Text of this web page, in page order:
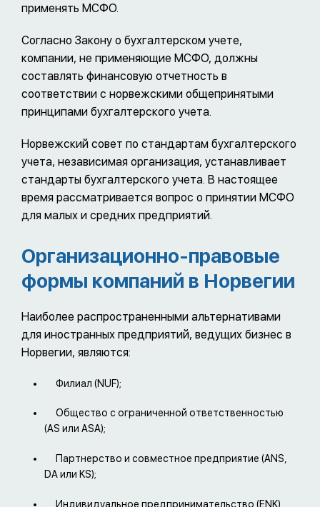
применять МСФО.
Согласно Закону о бухгалтерском учете,
компании, не применяющие МСФО, должны
составлять финансовую отчетность в
соответствии с норвежскими общепринятыми
принципами бухгалтерского учета.
Норвежский совет по стандартам бухгалтерского
учета, независимая организация, устанавливает
стандарты бухгалтерского учета. В настоящее
время рассматривается вопрос о принятии МСФО
для малых и средних предприятий.
Организационно-правовые
формы компаний в Норвегии
Наиболее распространенными альтернативами
для иностранных предприятий, ведущих бизнес в
Норвегии, являются:
Филиал (NUF);
Общество с ограниченной ответственностью
(AS или ASA);
Партнерство и совместное предприятие (ANS,
DA или KS);
Индивидуальное предпринимательство (ENK).